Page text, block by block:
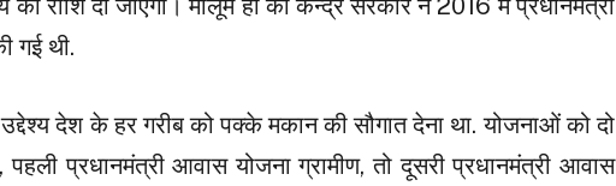
राशि दी जाएगी। मालूम हो की केन्द्र सरकार ने 2016 में प्रधानमंत्री
गई थी.
देश के हर गरीब को पक्के मकान की सौगात देना था. योजनाओं को दो
पहली प्रधानमंत्री आवास योजना ग्रामीण, तो दूसरी प्रधानमंत्री आवास